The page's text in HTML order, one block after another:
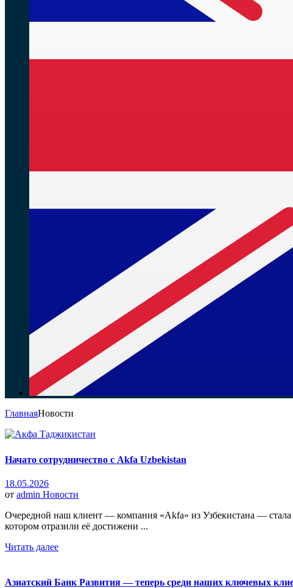
ГлавнаяНовости
Начато сотрудничество с Akfa Uzbekistan
18.05.2026
от admin Новости
Очередной наш клиент — компания «Akfa» из Узбекистана —
котором отразили её достижени ...
Читать далее
Азиатский Банк Развития — теперь среди наших ключевых